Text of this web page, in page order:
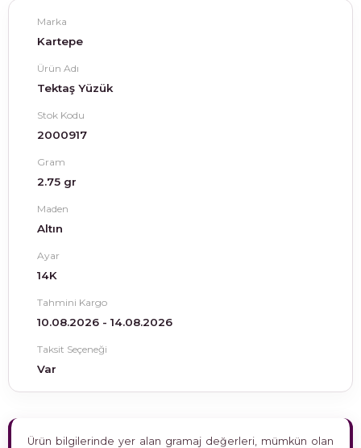
Marka
Kartepe
Ürün Adı
Tektaş Yüzük
Stok Kodu
2000917
Gram
2.75 gr
Maden
Altın
Ayar
14K
Tahmini Kargo
10.08.2026 - 14.08.2026
Taksit Seçeneği
Var
Ürün bilgilerinde yer alan gramaj değerleri, mümkün olan